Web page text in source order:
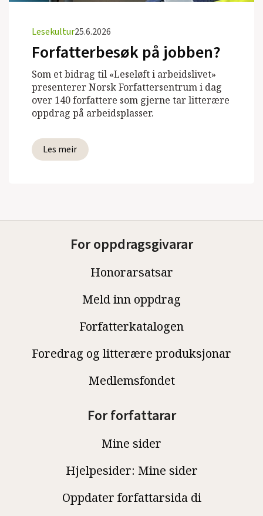
Lesekultur25.6.2026
Forfatterbesøk på jobben?
Som et bidrag til «Leseløft i arbeidslivet»
presenterer Norsk Forfattersentrum i dag
over 140 forfattere som gjerne tar litterære
oppdrag på arbeidsplasser.
Les meir
For oppdragsgivarar
Honorarsatsar
Meld inn oppdrag
Forfatterkatalogen
Foredrag og litterære produksjonar
Medlemsfondet
For forfattarar
Mine sider
Hjelpesider: Mine sider
Oppdater forfattarsida di